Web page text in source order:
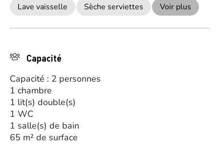
Lave vaisselle
Sèche serviettes Voir plus
Capacité
Capacité : 2 personnes
1 chambre
1 lit(s) double(s)
1 WC
1 salle(s) de bain
65 m² de surface